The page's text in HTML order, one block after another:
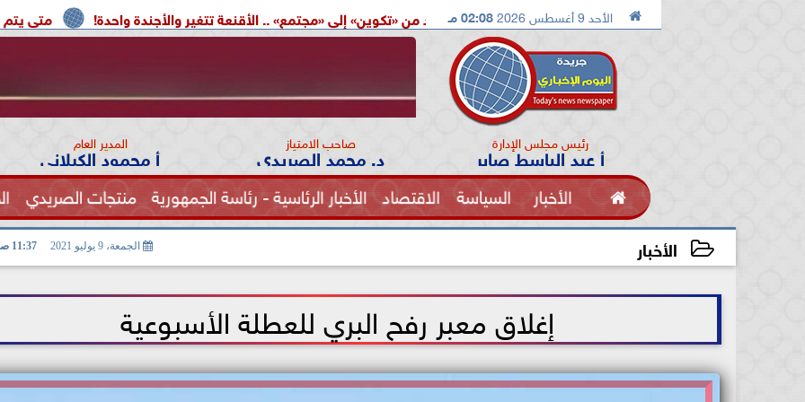
 الأحد 9 أغسطس 2026 02:08 مـ متى يتم إعادة تشغيل الدكتور محمد الصريدي يكشف المخطط الجديد من «تكوين» إلى «مجتمع» .. الأقنعة تتغير والأجندة واحدة!
رئيس مجلس الإدارة
أ عبد الباسط صابر صاحب الامتياز
د. محمد الصريدي المدير العام
أ محمود الكيلاني
 الأخبار السياسة الاقتصاد الأخبار الرئاسية - رئاسة الجمهورية منتجات الصريدي
الفنون الصحة الأخبار الجمعة، 9 يوليو 2021 11:37 صـ
إغلاق معبر رفح البري للعطلة الأسبوعية